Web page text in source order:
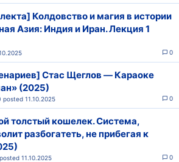
Колдовство и магия в истории
Азия: Индия и Иран. Лекция 1
0
Стас Щеглов ― Караоке
(2025)
0
11.10.2025
толстый кошелек. Система,
разбогатеть, не прибегая к
0
11.10.2025